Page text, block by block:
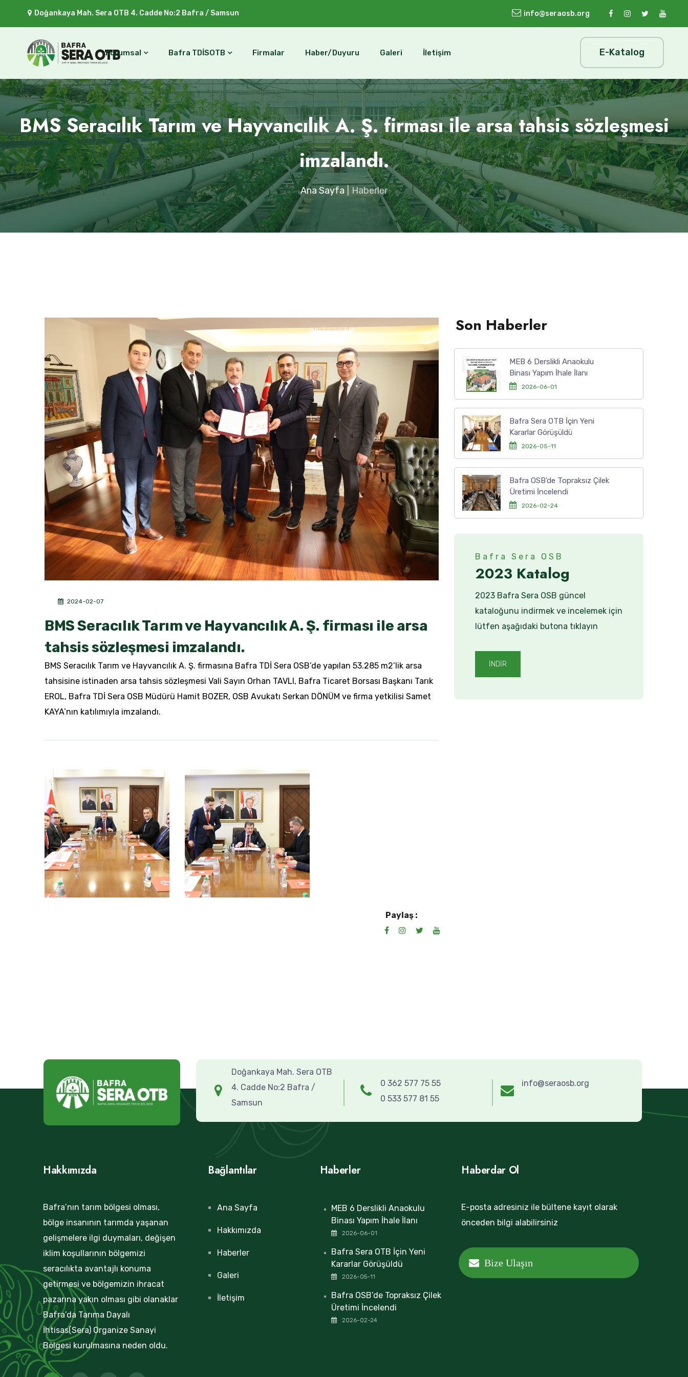
Doğankaya Mah. Sera OTB 4. Cadde No:2 Bafra / Samsun info@seraosb.org
Kurumsal Bafra TDİSOTB Firmalar Haber/Duyuru Galeri İletişim E-Katalog
BMS Seracılık Tarım ve Hayvancılık A. Ş. firması ile arsa tahsis sözleşmesi
imzalandı.
Ana Sayfa Haberler
2024-02-07
BMS Seracılık Tarım ve Hayvancılık A. Ş. firması ile arsa
tahsis sözleşmesi imzalandı.
BMS Seracılık Tarım ve Hayvancılık A. Ş. firmasına Bafra TDİ Sera OSB’de yapılan 53.285 m2’lik arsa
tahsisine istinaden arsa tahsis sözleşmesi Vali Sayın Orhan TAVLI, Bafra Ticaret Borsası Başkanı Tarık
EROL, Bafra TDİ Sera OSB Müdürü Hamit BOZER, OSB Avukatı Serkan DÖNÜM ve firma yetkilisi Samet
KAYA’nın katılımıyla imzalandı.
Paylaş :
Son Haberler
MEB 6 Derslikli Anaokulu
Binası Yapım İhale İlanı
2026-06-01
Bafra Sera OTB İçin Yeni
Kararlar Görüşüldü
2026-05-11
Bafra OSB’de Topraksız Çilek
Üretimi İncelendi
2026-02-24
Bafra Sera OSB
2023 Katalog
2023 Bafra Sera OSB güncel
kataloğunu indirmek ve incelemek için
lütfen aşağıdaki butona tıklayın
İNDİR
Doğankaya Mah. Sera OTB
4. Cadde No:2 Bafra /
Samsun
0 362 577 75 55
0 533 577 81 55
info@seraosb.org
Hakkımızda
Bafra’nın tarım bölgesi olması,
bölge insanının tarımda yaşanan
gelişmelere ilgi duymaları, değişen
iklim koşullarının bölgemizi
seracılıkta avantajlı konuma
getirmesi ve bölgemizin ihracat
pazarına yakın olması gibi olanaklar
Bafra’da Tarıma Dayalı
İhtisas(Sera) Organize Sanayi
Bölgesi kurulmasına neden oldu.
Bağlantılar
Ana Sayfa
Hakkımızda
Haberler
Galeri
İletişim
Haberler
MEB 6 Derslikli Anaokulu
Binası Yapım İhale İlanı
2026-06-01
Bafra Sera OTB İçin Yeni
Kararlar Görüşüldü
2026-05-11
Bafra OSB’de Topraksız Çilek
Üretimi İncelendi
2026-02-24
Haberdar Ol
E-posta adresiniz ile bültene kayıt olarak
önceden bilgi alabilirsiniz
Bize Ulaşın